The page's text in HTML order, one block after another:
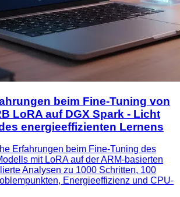
beim Fine-Tuning von
LoRA auf DGX Spark - Licht
energieeffizienten Lernens
Erfahrungen beim Fine-Tuning des
mit LoRA auf der ARM-basierten
Analysen zu 1000 Schritten, 100
Energieeffizienz und CPU-